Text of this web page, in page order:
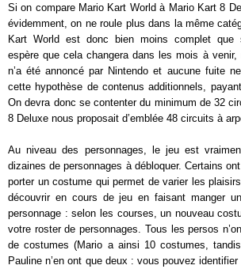
Si on compare Mario Kart World à Mario Kart 8
évidemment, on ne roule plus dans la même
Kart World est donc bien moins complet que
espère que cela changera dans les mois à venir,
n’a été annoncé par Nintendo et aucune fuite
cette hypothèse de contenus additionnels,
On devra donc se contenter du minimum de 32
8 Deluxe nous proposait d’emblée 48 circuits à
Au niveau des personnages, le jeu est
dizaines de personnages à débloquer. Certains
porter un costume qui permet de varier les
découvrir en cours de jeu en faisant manger
personnage : selon les courses, un nouveau
votre roster de personnages. Tous les persos
de costumes (Mario a ainsi 10 costumes,
Pauline n’en ont que deux : vous pouvez